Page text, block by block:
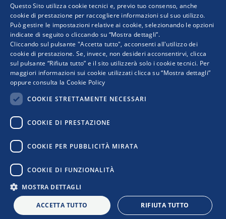
Progetto realizzato da:
I punti di vista e le opinioni espresse sono solo quelli degli autori e non riflettono
necessariamente quelli dell’Unione Europea o della Commissione Europea. Né l’Unione
Privacy Policy|Cookie Policy
Newsletter| Confindustria
Questo Sito utilizza cookie tecnici e, previo tuo consenso, anche
cookie di prestazione per raccogliere informazioni sul suo utilizzo.
Può gestire le impostazioni relative ai cookie, selezionando le opzioni
indicate di seguito o cliccando su “Mostra dettagli”.
Cliccando sul pulsante "Accetta tutto", acconsenti all'utilizzo dei
cookie di prestazione. Se, invece, non desideri acconsentirvi, clicca
sul pulsante “Rifiuta tutto” e il sito utilizzerà solo i cookie tecnici. Per
maggiori informazioni sui cookie utilizzati clicca su “Mostra dettagli”
oppure consulta la Cookie Policy
COOKIE STRETTAMENTE NECESSARI
COOKIE DI PRESTAZIONE
COOKIE PER PUBBLICITÀ MIRATA
COOKIE DI FUNZIONALITÀ
MOSTRA DETTAGLI
ACCETTA TUTTO RIFIUTA TUTTO